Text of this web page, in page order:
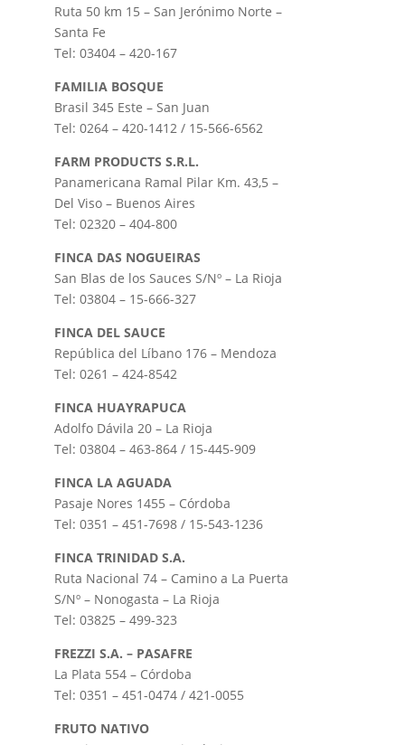
Ruta 50 km 15 – San Jerónimo Norte –
Santa Fe
Tel: 03404 – 420-167
FAMILIA BOSQUE
Brasil 345 Este – San Juan
Tel: 0264 – 420-1412 / 15-566-6562
FARM PRODUCTS S.R.L.
Panamericana Ramal Pilar Km. 43,5 –
Del Viso – Buenos Aires
Tel: 02320 – 404-800
FINCA DAS NOGUEIRAS
San Blas de los Sauces S/Nº – La Rioja
Tel: 03804 – 15-666-327
FINCA DEL SAUCE
República del Líbano 176 – Mendoza
Tel: 0261 – 424-8542
FINCA HUAYRAPUCA
Adolfo Dávila 20 – La Rioja
Tel: 03804 – 463-864 / 15-445-909
FINCA LA AGUADA
Pasaje Nores 1455 – Córdoba
Tel: 0351 – 451-7698 / 15-543-1236
FINCA TRINIDAD S.A.
Ruta Nacional 74 – Camino a La Puerta
S/Nº – Nonogasta – La Rioja
Tel: 03825 – 499-323
FREZZI S.A. – PASAFRE
La Plata 554 – Córdoba
Tel: 0351 – 451-0474 / 421-0055
FRUTO NATIVO